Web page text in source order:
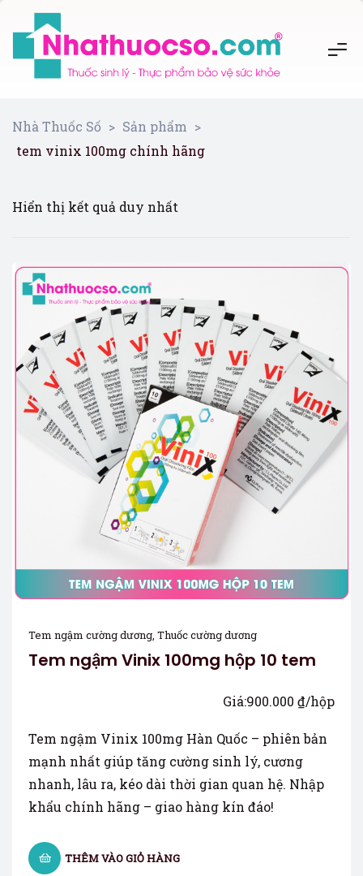
Nhà Thuốc Số > Sản phẩm >
tem vinix 100mg chính hãng
Hiển thị kết quả duy nhất
Tem ngậm cường dương, Thuốc cường dương
Tem ngậm Vinix 100mg hộp 10 tem
Giá:900.000 ₫/hộp
Tem ngậm Vinix 100mg Hàn Quốc – phiên bản
mạnh nhất giúp tăng cường sinh lý, cương
nhanh, lâu ra, kéo dài thời gian quan hệ. Nhập
khẩu chính hãng – giao hàng kín đáo!
THÊM VÀO GIỎ HÀNG